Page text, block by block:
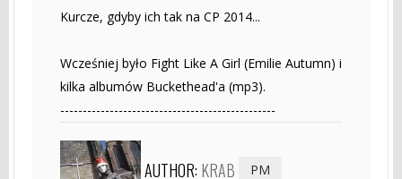
Kurcze, gdyby ich tak na CP 2014...
Wcześniej było Fight Like A Girl (Emilie Autumn) i
kilka albumów Buckethead'a (mp3).
------------------------------------------------
AUTHOR: KRAB PM